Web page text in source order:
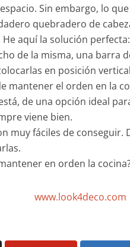
espacio. Sin embargo, lo
quebradero de
aquí la solución perfecta:
de la misma, una barra
en posición
mantener el orden en la
de una opción ideal
viene bien.
muy fáciles de
en orden la
www.look4deco.com